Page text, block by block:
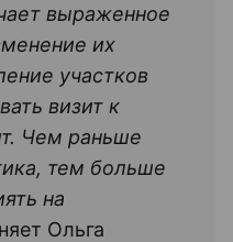
выраженное
их
участков
визит к
Чем раньше
тем больше
на
Ольга